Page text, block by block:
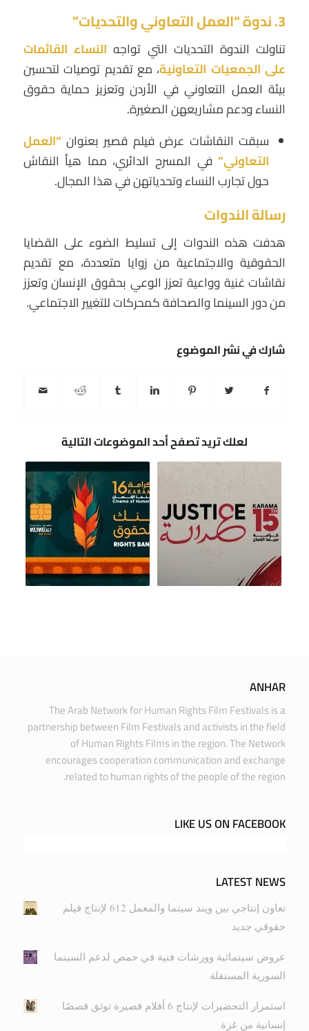
3. ندوة “العمل التعاوني والتحديات”
تناولت الندوة التحديات التي تواجه النساء القائمات
على الجمعيات التعاونية، مع تقديم توصيات لتحسين
بيئة العمل التعاوني في الأردن وتعزيز حماية حقوق
النساء ودعم مشاريعهن الصغيرة.
سبقت النقاشات عرض فيلم قصير بعنوان “العمل
التعاوني”في المسرح الدائري، مما هيأ النقاش
حول تجارب النساء وتحدياتهن في هذا المجال.
رسالة الندوات
هدفت هذه الندوات إلى تسليط الضوء على القضايا
الحقوقية والاجتماعية من زوايا متعددة، مع تقديم
نقاشات غنية وواعية تعزز الوعي بحقوق الإنسان وتعزز
من دور السينما والصحافة كمحركات للتغيير الاجتماعي.
شارك في نشر الموضوع
لعلك تريد تصفح أحد الموضوعات التالية
ANHAR
The Arab Network for Human Rights Film Festivals is a
partnership between Film Festivals and activists in the field
of Human Rights Films in the region. The Network
encourages cooperation communication and exchange
related to human rights of the people of the region.
LIKE US ON FACEBOOK
LATEST NEWS
تعاون إنتاجي بين ويند سينما والمعمل 612 لإنتاج فيلم
حقوقي جديد
عروض سينمائية وورشات فنية في حمص لدعم السينما
السورية المستقلة
استمرار التحضيرات لإنتاج 6 أفلام قصيرة توثق قصصًا
إنسانية من غزة